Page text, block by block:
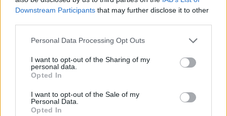
Downstream Participants that may further disclose it to other
Personal Data Processing Opt Outs
I want to opt-out of the Sharing of my
personal data.
Opted In
I want to opt-out of the Sale of my
Personal Data.
Opted In
Σενάριο 4: Συνδυάζει τοΣενάριο 2με τα αιτήματα
Αυτά τα σενάρια αποτελούν τη βάση για τον σχεδιασμό
των υποδομών, ώστε να είναι δυνατή η ομαλή κάλυψη
των αναγκών σε κάθε περίπτωση. Η πρόβλεψη της
υπόψη παράγοντες όπως το κλίμα και η οικονομική
δραστηριότητα, προκειμένου να διαμορφωθεί ένα